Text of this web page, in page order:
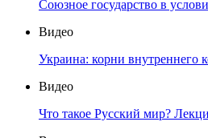
Союзное государство в
Видео
Украина: корни внутреннего
Видео
Что такое Русский мир?